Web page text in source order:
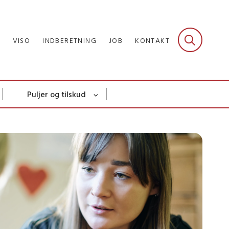
VISO INDBERETNING JOB KONTAKT
Puljer og tilskud